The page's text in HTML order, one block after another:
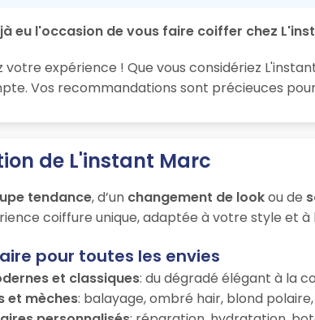
eu l'occasion de vous faire coiffer chez
votre expérience ! Que vous considériez
Vos recommandations sont précieuces
de L'instant Marc
tendance, d’un changement de lookou de
coiffure unique, adaptée à votre style et à
pour toutes les envies
et classiques: du dégradé élégant à la
et mèches: balayage, ombré hair, blond